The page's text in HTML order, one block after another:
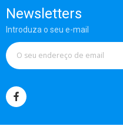
Newsletters
Introduza o seu e-mail